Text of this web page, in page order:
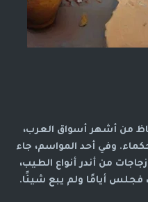
من أشهر أسواق العرب،
وفي أحد المواسم، جاء
من أندر أنواع الطيب،
فجلس أيامًا ولم يبع شيئًا.